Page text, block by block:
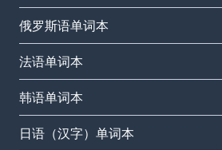
俄罗斯语单词本
法语单词本
韩语单词本
日语（汉字）单词本